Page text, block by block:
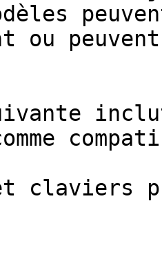
ou
claviers